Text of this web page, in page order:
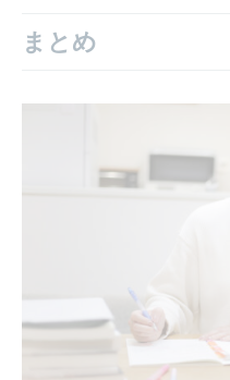
まとめ